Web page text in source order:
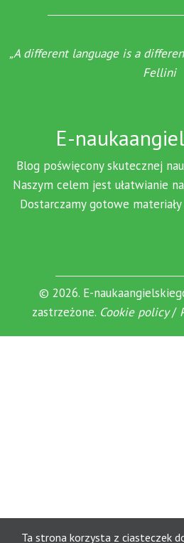
„A different language is a
Fellini
E-
Blog poświęcony skutecznej
Naszym celem jest ułatwianie
Dostarczamy gotowe
© 2026. E-
zastrzeżone. Cookie policy/
Ta strona korzysta z ciasteczek